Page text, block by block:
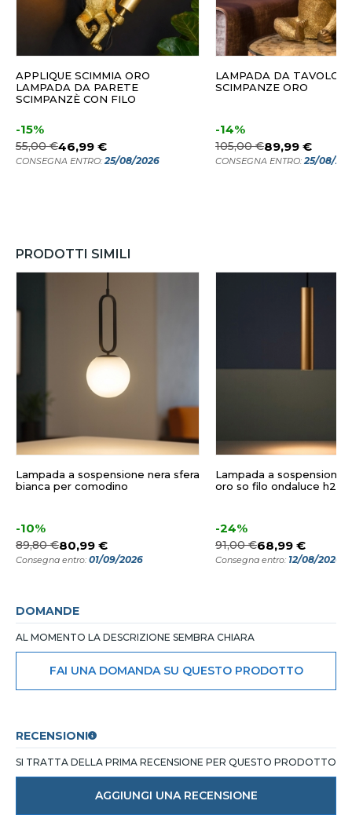
APPLIQUE SCIMMIA ORO
LAMPADA DA PARETE
SCIMPANZÈ CON FILO
-15%
55,00 €46,99 €
CONSEGNA ENTRO:25/08/2026
LAMPADA DA TAVOLO
SCIMPANZE ORO
-14%
105,00 €89,99 €
CONSEGNA ENTRO:25/08/
PRODOTTI SIMILI
Lampada a sospensione nera sfera
bianca per comodino
-10%
89,80 €80,99 €
Consegna entro: 01/09/2026
Lampada a sospensione
oro so filo ondaluce h25
-24%
91,00 €68,99 €
Consegna entro: 12/08/2026
DOMANDE
AL MOMENTO LA DESCRIZIONE SEMBRA CHIARA
FAI UNA DOMANDA SU QUESTO PRODOTTO
RECENSIONI
SI TRATTA DELLA PRIMA RECENSIONE PER QUESTO PRODOTTO
AGGIUNGI UNA RECENSIONE